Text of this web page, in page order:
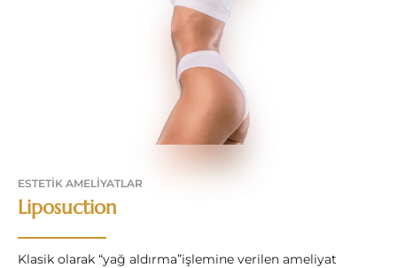
ESTETIK AMELIYATLAR
Liposuction
Klasik olarak “yağ aldırma”işlemine verilen ameliyat